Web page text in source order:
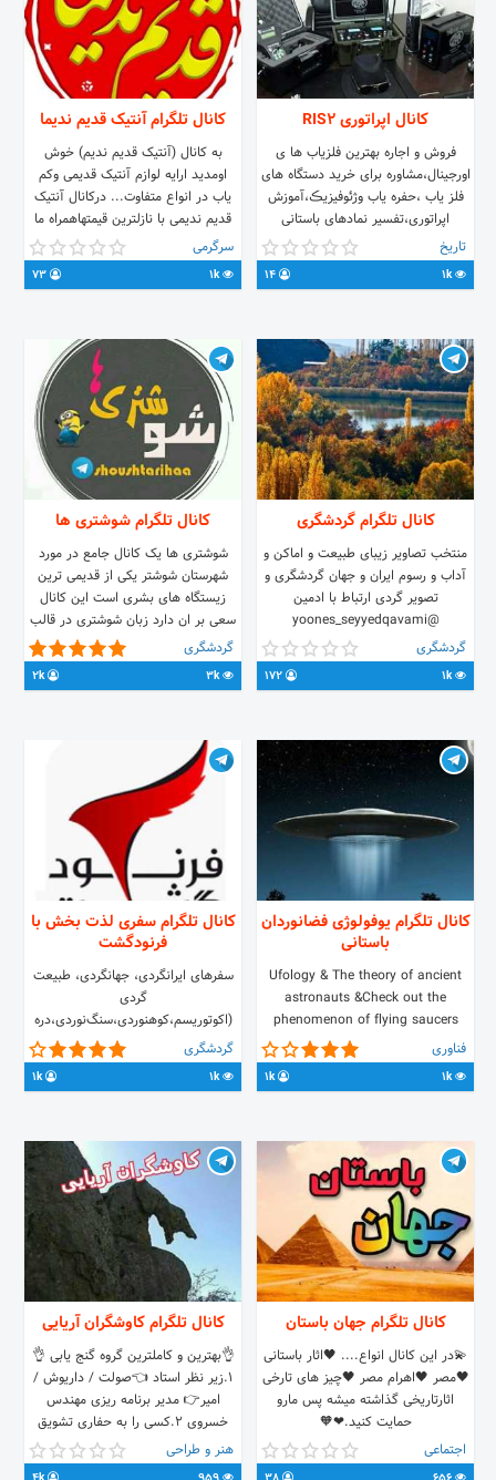
کانال اپراتوری RIS2
فروش و اجاره بهترین فلزیاب ها ی
اورجینال،مشاوره برای خرید دستگاه های
فلز یاب ،حفره یاب وژئوفیزیڪ،آموزش
اپراتوری،تفسیر نمادهای باستانی
تاریخ
1k
کانال تلگرام آنتیک قدیم ندیما
به کانال (آنتیک قدیم ندیم) خوش
اومدید ارایه لوازم آنتیک قدیمی وکم
یاب در انواع متفاوت... درکانال آنتیک
قدیم ندیمی با نازلترین قیمتهاهمراه ما
باشید لینک کانال:
@Antikghadimnadim مدیران:
@Abolfazlabasisyooki
سرگرمی
1k
کانال تلگرام گردشگری
منتخب تصاویر زیبای طبیعت و اماکن و
آداب و رسوم ایران و جهان گردشگری و
تصویر گردی ارتباط با ادمین
@yoones_seyyedqavami
گردشگری
1k
کانال تلگرام شوشتری ها
شوشتری ها یک کانال جامع در مورد
شهرستان شوشتر یکی از قدیمی ترین
زیستگاه های بشری است این کانال
سعی بر ان دارد زبان شوشتری در قالب
طنز - اثار باستانی - موسیقی - غذاهای
سنتی - سوغات و ... را به دیگران معرفی
نمایید
گردشگری
3k
2k
کانال تلگرام یوفولوژی فضانوردان
باستانی
Ufology & The theory of ancient
astronauts &Check out the
phenomenon of flying saucers
and extraterrestrials Admins ID:
@GolSadri_ufo @behzad_ufologhi
تنها گروه مرتبط با کانال ،چت روم
فناوری
1k
1k
کانال تلگرام سفری لذت بخش با
فرنودگشت
سفرهای ایرانگردی، جهانگردی، طبیعت
گردی
(اکوتوریسم،کوهنوردی،سنگ‌نوردی،دره
نوردی، کویرنوردی) ۰۲۱-۶۶۵۶۴۲۱۲
۰۹۱۲-۴۹۷۴۴۸۵ @Nsalmani
@H_MILLAD
گردشگری
1k
1k
کانال تلگرام جهان باستان
💫در این کانال انواع.... 🖤اثار باستانی
🖤مصر 🖤اهرام مصر 🖤چیز های تارخی
اثارتاریخی گذاشته میشه پس مارو
حمایت کنید.❤🧡
اجتماعی
کانال تلگرام کاوشگران آریایی
👌بهترین و کاملترین گروه گنج یابی 👌
۱.زیر نظر استاد 👈صولت / داریوش /
امیر👉 مدیر برنامه ریزی مهندس
خسروی ۲.کسی را به حفاری تشویق
نمیکنیم ۳.هدف ما جلوگیری از تخریب
اثار باستانی کشور عزیزمون هست
هنر و طراحی